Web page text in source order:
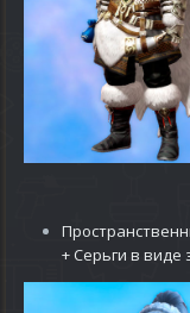
+ Серьги в виде